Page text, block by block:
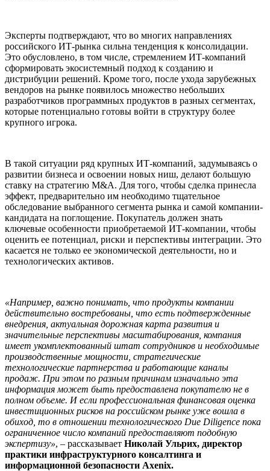
Эксперты подтверждают, что во многих направлениях
российского ИТ-рынка сильна тенденция к консолидации.
Это обусловлено, в том числе, стремлением ИТ-компаний
сформировать экосистемный подход к созданию и
дистрибуции решений. Кроме того, после ухода зарубежных
вендоров на рынке появилось множество небольших
разработчиков программных продуктов в разных сегментах,
которые потенциально готовы войти в структуру более
крупного игрока.
В такой ситуации ряд крупных ИТ-компаний, задумываясь о
развитии бизнеса и освоении новых ниш, делают большую
ставку на стратегию M&A. Для того, чтобы сделка принесла
эффект, предварительно им необходимо тщательное
обследование выбранного сегмента рынка и самой компании-
кандидата на поглощение. Покупатель должен знать
ключевые особенности приобретаемой ИТ-компании, чтобы
оценить ее потенциал, риски и перспективы интеграции. Это
касается не только ее экономической деятельности, но и
технологических активов.
«Например, важно понимать, что продукты компании
действительно востребованы, что есть подтвержденные
внедрения, актуальная дорожная карта развития и
значительные перспективы масштабирования, компания
имеет укомплектованный штат сотрудников и необходимые
производственные мощности, стратегические
технологические партнерства и работающие каналы
продаж. При этом по разным причинам изначально эта
информация может быть предоставлена покупателю не в
полном объеме. И если профессиональная финансовая оценка
инвестиционных рисков на российском рынке уже вошла в
обиход, то в отношении технологического Due Diligence пока
ограниченное число компаний предоставляют подобную
экспертизу», – рассказывает Николай Ульрих, директор
практики инфраструктурного консалтинга и
информационной безопасности Axenix.